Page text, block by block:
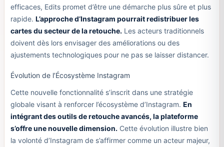
efficaces, Edits promet d’être une démarche plus sûre et plus
rapide. L’approche d’Instagram pourrait redistribuer les
cartes du secteur de la retouche. Les acteurs traditionnels
doivent dès lors envisager des améliorations ou des
ajustements technologiques pour ne pas se laisser distancer.
Évolution de l’Écosystème Instagram
Cette nouvelle fonctionnalité s’inscrit dans une stratégie
globale visant à renforcer l’écosystème d’Instagram. En
intégrant des outils de retouche avancés, la plateforme
s’offre une nouvelle dimension. Cette évolution illustre bien
la volonté d’Instagram de s’affirmer comme un acteur majeur,